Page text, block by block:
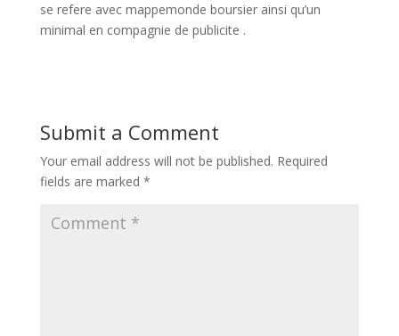
se refere avec mappemonde boursier ainsi qu’un
minimal en compagnie de publicite .
Submit a Comment
Your email address will not be published. Required
fields are marked *